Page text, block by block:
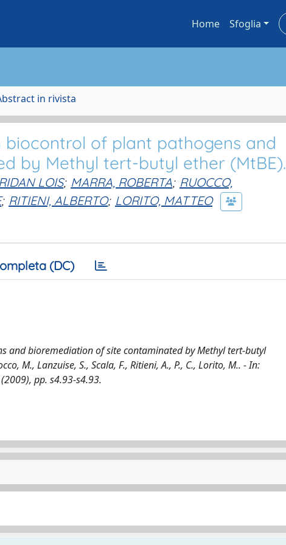
Home Sfoglia
in rivista
of plant pathogens and
by Methyl tert-butyl ether (MtBE).
LOIS; MARRA, ROBERTA; RUOCCO,
; RITIENI, ALBERTO; LORITO, MATTEO
(DC)
and bioremediation of site contaminated by Methyl tert-butyl
M., Lanzuise, S., Scala, F., Ritieni, A., P., C., Lorito, M.. - In:
(2009), pp. s4.93-s4.93.